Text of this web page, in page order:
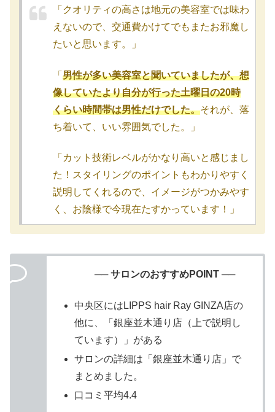
「クオリティの高さは地元の美容室では味わ
えないので、交通費かけてでもまたお邪魔し
たいと思います。」
「 男性が多い美容室と聞いていましたが、想
像していたより自分が行った土曜日の20時
くらい時間帯は男性だけでした。それが、落
ち着いて、いい雰囲気でした。」
「カット技術レベルがかなり高いと感じまし
た！スタイリングのポイントもわかりやすく
説明してくれるので、イメージがつかみやす
く、お陰様で今現在たすかっています！」
── サロンのおすすめPOINT ──
中央区にはLIPPS hair Ray GINZA店の
他に、「銀座並木通り店（上で説明し
ています）」がある
サロンの詳細は「銀座並木通り店」で
まとめました。
口コミ平均4.4